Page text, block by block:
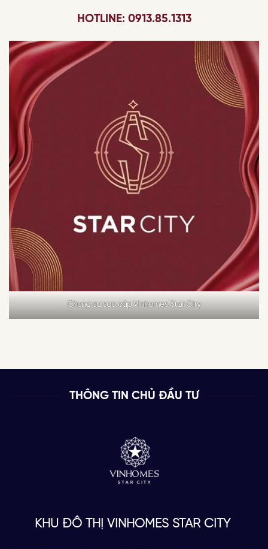
HOTLINE: 0913.85.1313
Chung cư cao cấp Vinhomes Star City
THÔNG TIN CHỦ ĐẦU TƯ
KHU ĐÔ THỊ VINHOMES STAR CITY